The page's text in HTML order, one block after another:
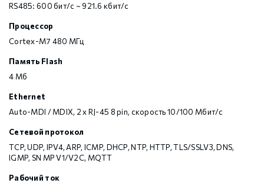
RS485: 600 бит/с ~ 921.6 кбит/с
Процессор
Cortex-M7 480 МГц
Память Flash
4 Мб
Ethernet
Auto-MDI / MDIX, 2 х RJ-45 8 pin, скорость 10/100 Мбит/с
Сетевой протокол
TCP, UDP, IPV4, ARP, ICMP, DHCP, NTP, HTTP, TLS/SSLV3, DNS,
IGMP, SN MP V1/V2C, MQTT
Рабочий ток